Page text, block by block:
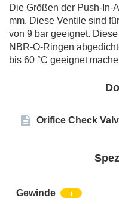
Die Größen der Push-In-
mm. Diese Ventile sind
von 9 bar geeignet.
NBR-O-Ringen
bis 60 °C geeignet
Orifice Check
Gewinde i